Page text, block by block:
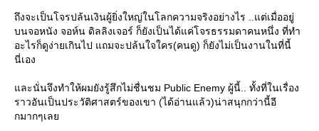
ถึงจะเป็นโจรปล้นเงินผู้ยิ่งใหญ่ในโลกความจริงอย่างไร ..แต่เมื่ออยู่
บนจอหนัง จอห์น ดิลลิงเจอร์ ก็ยังเป็นได้แค่โจรธรรมดาคนหนึ่ง ที่ทำ
อะไรก็ดูง่ายเกินไป แถมจะปล้นใจใคร(คนดู) ก็ยังไม่เป็นงานในที่นี้
นี่เอง
ละนั่นจึงทำให้ผมยังรู้สึกไม่ชื่นชม Public Enemy ผู้นี้.. ทั้งที่ในเรื่อง
ราวอันเป็นประวัติศาสตร์ของเขา (ได้อ่านแล้ว)น่าสนุกกว่านี้อี
กมากๆเล